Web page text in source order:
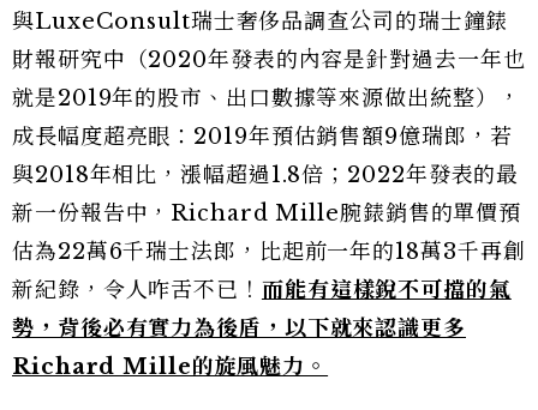
與LuxeConsult瑞士奢侈品調查公司的瑞士鐘錶
財報研究中（2020年發表的內容是針對過去一年也
就是2019年的股市、出口數據等來源做出統整），
成長幅度超亮眼：2019年預估銷售額9億瑞郎，若
與2018年相比，漲幅超過1.8倍；2022年發表的最
新一份報告中，Richard Mille腕錶銷售的單價預
估為22萬6千瑞士法郎，比起前一年的18萬3千再創
新紀錄，令人咋舌不已！ 而能有這樣銳不可擋的氣
勢，背後必有實力為後盾，以下就來認識更多
Richard Mille的旋風魅力。